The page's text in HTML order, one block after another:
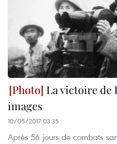
La victoire de
images
10/05/2017 03:35
Après 56 jours de combats